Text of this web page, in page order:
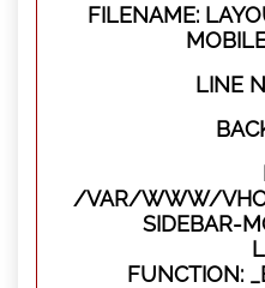
FILENAME:
LINE
/VAR/WWW/
SIDEBAR-
FUNCTION: